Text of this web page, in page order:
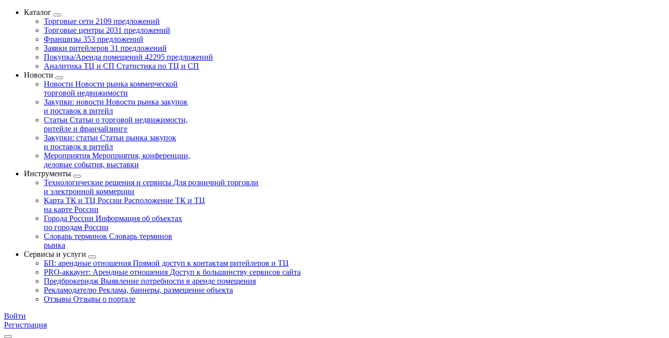
Каталог
Торговые сети 2109 предложений
Торговые центры 2031 предложений
Франшизы 353 предложений
Заявки ритейлеров 31 предложений
Покупка/Аренда помещений 42295 предложений
Аналитика ТЦ и СП Статистика по ТЦ и СП
Новости
Новости Новости рынка коммерческой
торговой недвижимости
Закупки: новости Новости рынка закупок
и поставок в ритейл
Статьи Статьи о торговой недвижимости,
ритейле и франчайзинге
Закупки: статьи Статьи рынка закупок
и поставок в ритейл
Мероприятия Мероприятия, конференции,
деловые события, выставки
Инструменты
Технологические решения и сервисы Для розничной торговли
и электронной коммерции
Карта ТК и ТЦ России Расположение ТК и ТЦ
на карте России
Города России Информация об объектах
по городам России
Словарь терминов Словарь терминов
рынка
Сервисы и услуги
БП: арендные отношения Прямой доступ к контактам ритейлеров и ТЦ
PRO-аккаунт: Арендные отношения Доступ к большинству сервисов сайта
Предброкеридж Выявление потребности в аренде помещения
Рекламодателю Реклама, баннеры, размещение объекта
Отзывы Отзывы о портале
Войти
Регистрация